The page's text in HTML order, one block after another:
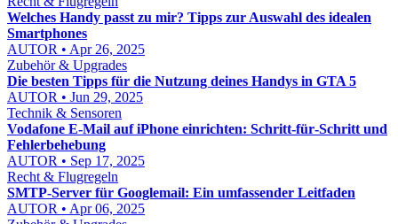
Welches Handy passt zu mir? Tipps zur Auswahl des idealen
Smartphones
AUTOR • Apr 26, 2025
Zubehör & Upgrades
Die besten Tipps für die Nutzung deines Handys in GTA 5
AUTOR • Jun 29, 2025
Technik & Sensoren
Vodafone E‑Mail auf iPhone einrichten: Schritt‑für‑Schritt und
Fehlerbehebung
AUTOR • Sep 17, 2025
Recht & Flugregeln
SMTP-Server für Googlemail: Ein umfassender Leitfaden
AUTOR • Apr 06, 2025